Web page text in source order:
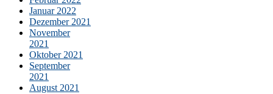
Januar 2022
Dezember 2021
November
2021
Oktober 2021
September
2021
August 2021